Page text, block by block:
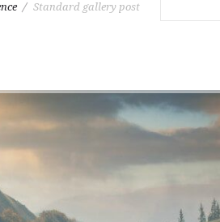
Standard gallery post